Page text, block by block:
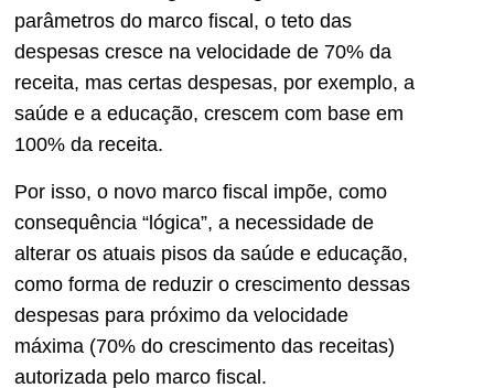
parâmetros do marco fiscal, o teto das
despesas cresce na velocidade de 70% da
receita, mas certas despesas, por exemplo, a
saúde e a educação, crescem com base em
100% da receita.
Por isso, o novo marco fiscal impõe, como
consequência “lógica”, a necessidade de
alterar os atuais pisos da saúde e educação,
como forma de reduzir o crescimento dessas
despesas para próximo da velocidade
máxima (70% do crescimento das receitas)
autorizada pelo marco fiscal.